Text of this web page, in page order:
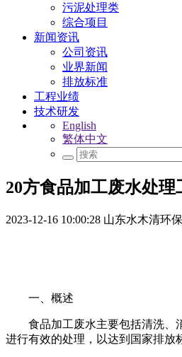
污泥处理类
综合项目
新闻资讯
公司资讯
业界新闻
排放标准
工程业绩
技术研发
English
繁体中文
20方食品加工废水处理
2023-12-16 10:00:28 山东水木清环
一、概述
食品加工废水主要包括清洗、
进行有效的处理，以达到国家排放